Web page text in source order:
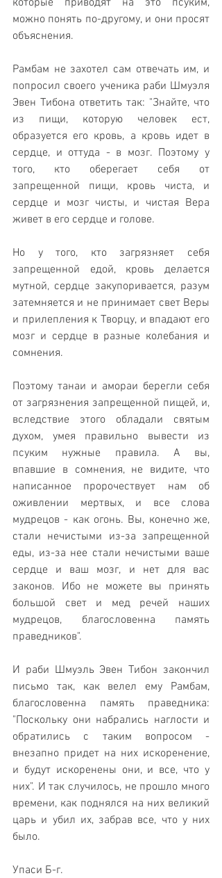
можно понять по-другому, и они просят
объяснения.
Рамбам не захотел сам отвечать им, и
попросил своего ученика раби Шмуэля
Эвен Тибона ответить так: "Знайте, что
из пищи, которую человек ест,
образуется его кровь, а кровь идет в
сердце, и оттуда - в мозг. Поэтому у
того, кто оберегает себя от
запрещенной пищи, кровь чиста, и
сердце и мозг чисты, и чистая Вера
живет в его сердце и голове.
Но у того, кто загрязняет себя
запрещенной едой, кровь делается
мутной, сердце закупоривается, разум
затемняется и не принимает свет Веры
и прилепления к Творцу, и впадают его
мозг и сердце в разные колебания и
сомнения.
Поэтому танаи и амораи берегли себя
от загрязнения запрещенной пищей, и,
вследствие этого обладали святым
духом, умея правильно вывести из
псуким нужные правила. А вы,
впавшие в сомнения, не видите, что
написанное пророчествует нам об
оживлении мертвых, и все слова
мудрецов - как огонь. Вы, конечно же,
стали нечистыми из-за запрещенной
еды, из-за нее стали нечистыми ваше
сердце и ваш мозг, и нет для вас
законов. Ибо не можете вы принять
большой свет и мед речей наших
мудрецов, благословенна память
праведников".
И раби Шмуэль Эвен Тибон закончил
письмо так, как велел ему Рамбам,
благословенна память праведника:
"Поскольку они набрались наглости и
обратились с таким вопросом -
внезапно придет на них искоренение,
и будут искоренены они, и все, что у
них". И так случилось, не прошло много
времени, как поднялся на них великий
царь и убил их, забрав все, что у них
было.
Упаси Б-г.